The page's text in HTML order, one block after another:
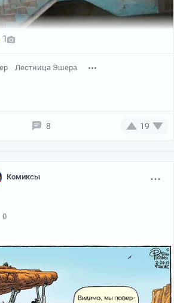
.
Уир — "Архитектура при свете
1
Лестница Эшера
8 19
Комиксы
0